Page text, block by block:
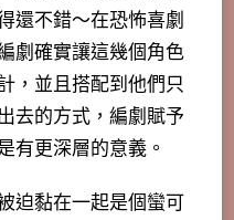
還不錯～在恐怖喜劇
劇確實讓這幾個角色
，並且搭配到他們只
去的方式，編劇賦予
有更深層的意義。
迫黏在一起是個蠻可